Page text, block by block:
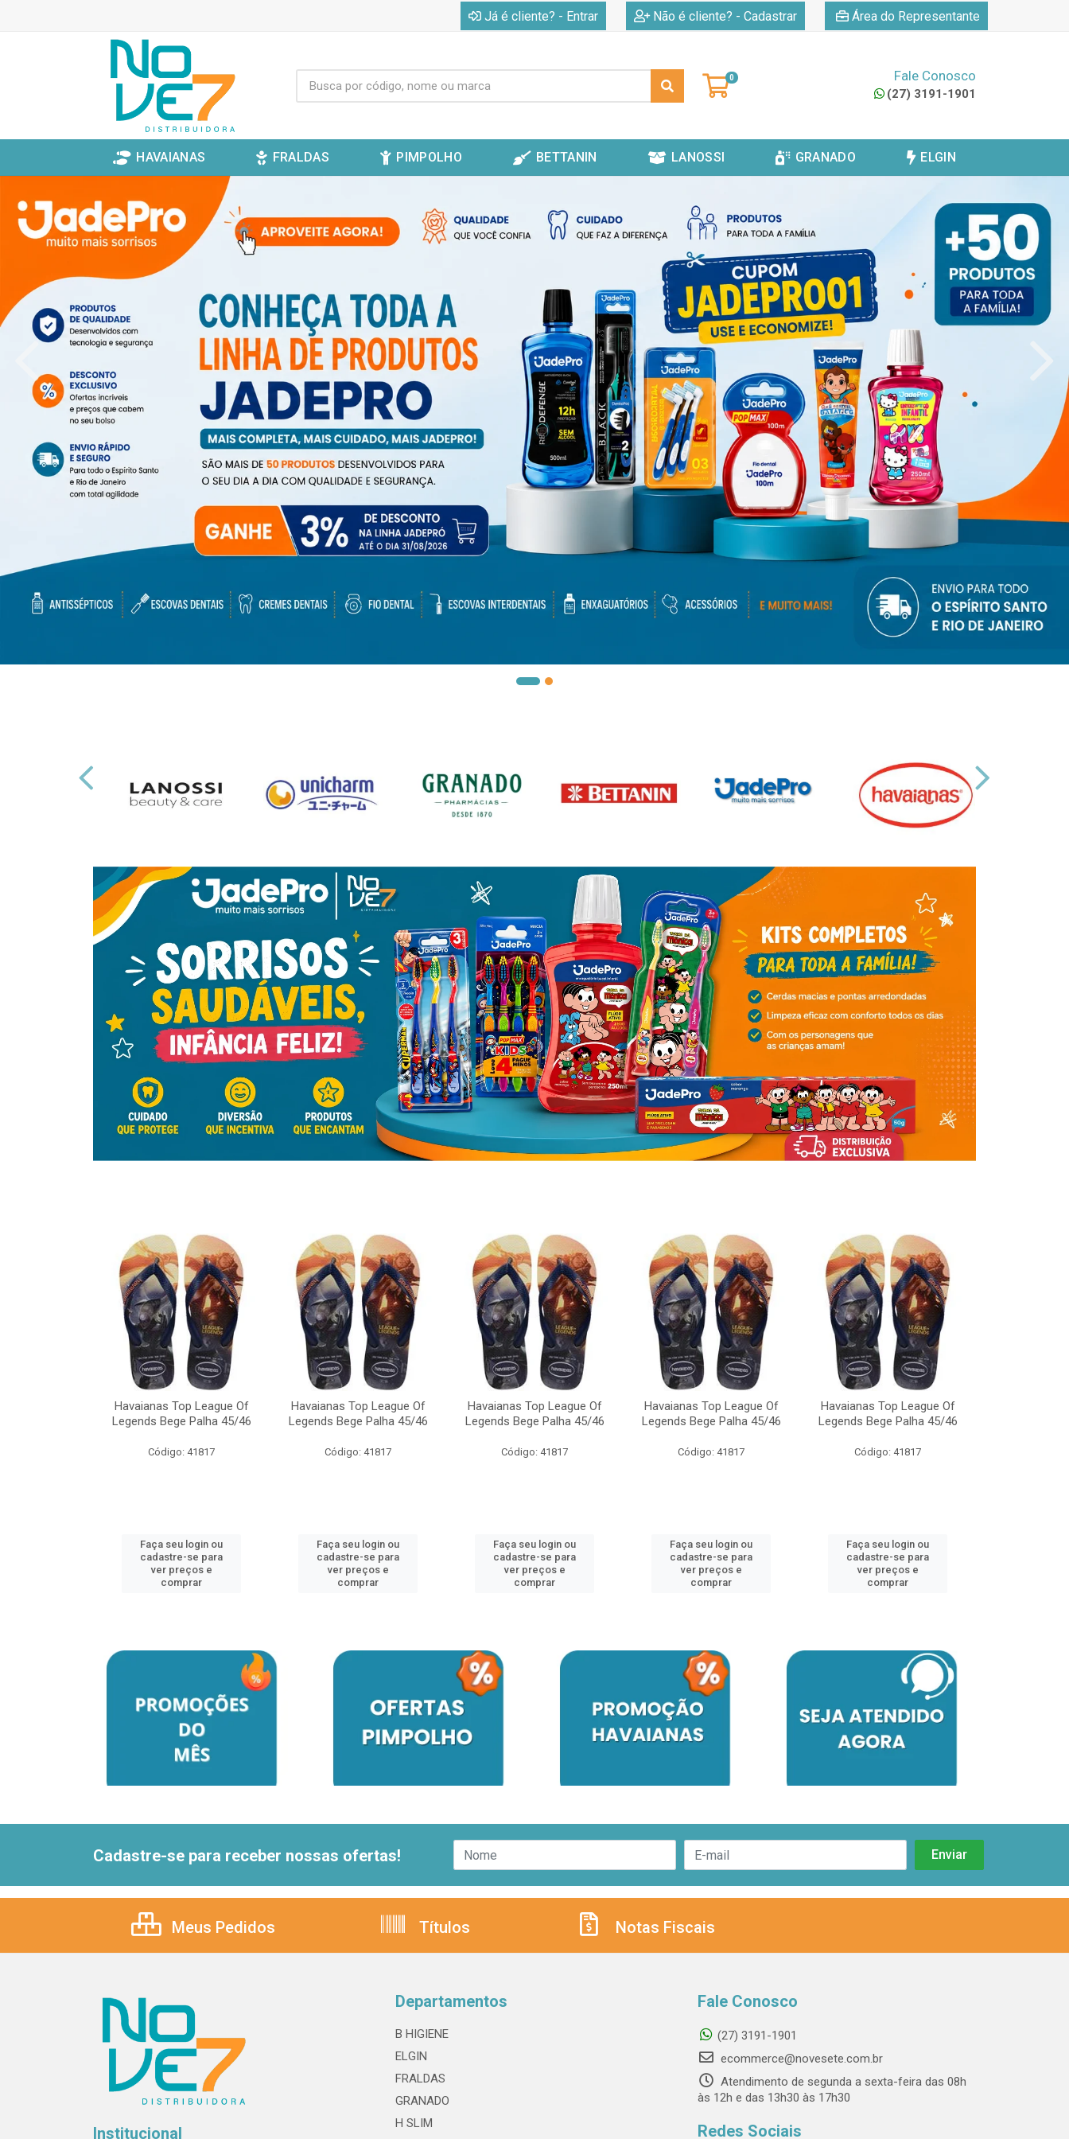
Já é cliente? - Entrar Não é cliente? - Cadastrar Área do Representante
0 Fale Conosco
(27) 3191-1901
HAVAIANAS FRALDAS PIMPOLHO BETTANIN LANOSSI GRANADO ELGIN
Havaianas Top League Of
Legends Bege Palha 45/46
Código: 41817
Faça seu login ou
cadastre-se para
ver preços e
comprar
Havaianas Top League Of
Legends Bege Palha 45/46
Código: 41817
Faça seu login ou
cadastre-se para
ver preços e
comprar
Havaianas Top League Of
Legends Bege Palha 45/46
Código: 41817
Faça seu login ou
cadastre-se para
ver preços e
comprar
Havaianas Top League Of
Legends Bege Palha 45/46
Código: 41817
Faça seu login ou
cadastre-se para
ver preços e
comprar
Havaianas Top League Of
Legends Bege Palha 45/46
Código: 41817
Faça seu login ou
cadastre-se para
ver preços e
comprar
Cadastre-se para receber nossas ofertas!
Meus Pedidos Títulos Notas Fiscais
Institucional
Departamentos
B HIGIENE
ELGIN
FRALDAS
GRANADO
H SLIM
Fale Conosco
(27) 3191-1901
ecommerce@novesete.com.br
Atendimento de segunda a sexta-feira das 08h
às 12h e das 13h30 às 17h30
Redes Sociais